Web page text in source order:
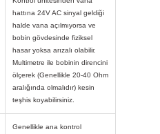
hattına 24V AC sinyal geldiği
halde vana açılmıyorsa ve
bobin gövdesinde fiziksel
hasar yoksa arızalı olabilir.
Multimetre ile bobinin direncini
ölçerek (Genellikle 20-40 Ohm
aralığında olmalıdır) kesin
teşhis koyabilirsiniz.
Genellikle ana kontrol